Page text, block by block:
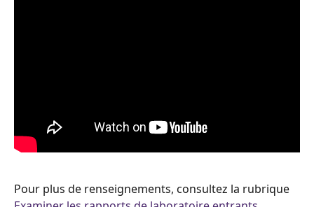
Pour plus de renseignements, consultez la rubrique